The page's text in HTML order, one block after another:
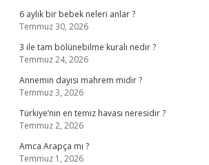
6 aylık bir bebek neleri anlar ?
Temmuz 30, 2026
3 ile tam bölünebilme kuralı nedir ?
Temmuz 24, 2026
Annemin dayısı mahrem midir ?
Temmuz 3, 2026
Türkiye’nin en temiz havası neresidir ?
Temmuz 2, 2026
Amca Arapça mı ?
Temmuz 1, 2026